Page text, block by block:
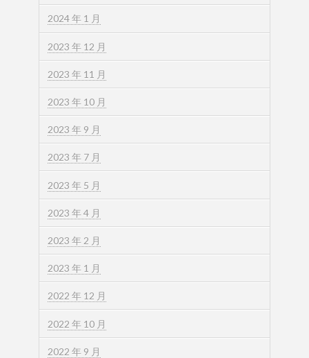
2024 年 1 月
2023 年 12 月
2023 年 11 月
2023 年 10 月
2023 年 9 月
2023 年 7 月
2023 年 5 月
2023 年 4 月
2023 年 2 月
2023 年 1 月
2022 年 12 月
2022 年 10 月
2022 年 9 月